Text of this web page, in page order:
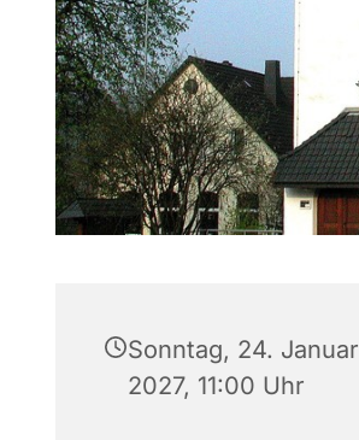
Sonntag, 24. Januar
2027, 11:00 Uhr